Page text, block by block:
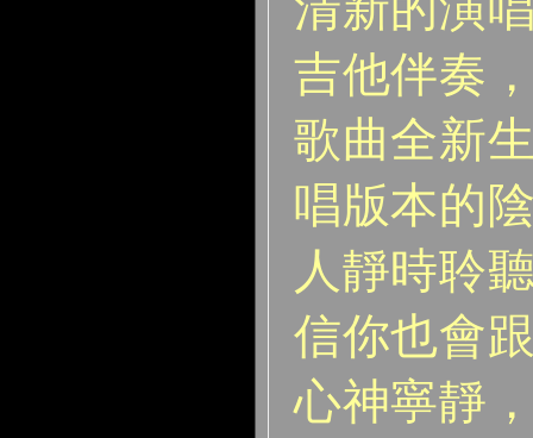
吉他伴奏
歌曲全新
唱版本的
人靜時聆
信你也會
心神寧靜